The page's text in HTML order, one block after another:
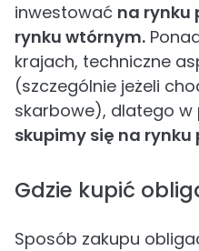
inwestować na rynku
rynku wtórnym.
krajach, techniczne
(szczególnie jeżeli
skarbowe), dlatego w
skupimy się na rynku
Gdzie kupić
Sposób zakupu